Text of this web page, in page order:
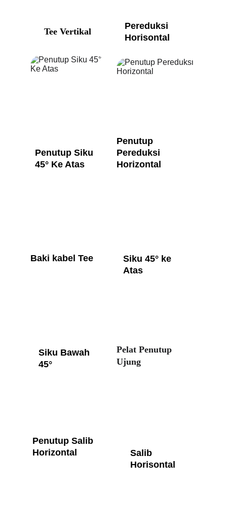
Penutup Siku
45° Ke Atas
Penutup
Pereduksi
Horizontal
Siku 45° ke
Atas
Pereduksi
Horisontal
Tee Vertikal
Baki kabel Tee
Pelat Penutup
Ujung
Siku Bawah
45°
Penutup Salib
Horizontal
Salib
Horisontal